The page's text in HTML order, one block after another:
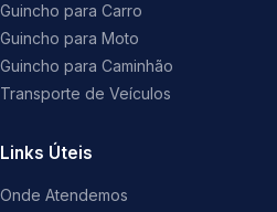
Guincho para Carro
Guincho para Moto
Guincho para Caminhão
Transporte de Veículos
Links Úteis
Onde Atendemos